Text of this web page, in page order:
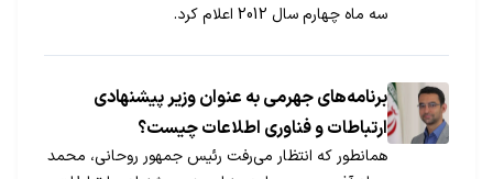
سه ماه چهارم سال 2012 اعلام کرد.
برنامه‌های جهرمی به عنوان وزیر پیشنهادی
ارتباطات و فناوری اطلاعات چیست؟
همانطور که انتظار می‌رفت رئیس جمهور روحانی، محمد